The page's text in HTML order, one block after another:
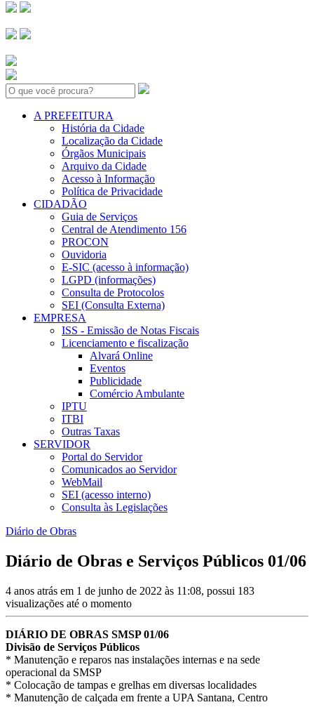
Search:
A PREFEITURA
História da Cidade
Localização da Cidade
Órgãos Municipais
Arquivo da Cidade
Acesso à Informação
Política de Privacidade
CIDADÃO
Guia de Serviços
Central de Atendimento 156
PROCON
Ouvidoria
E-SIC (acesso à informação)
LGPD (informações)
Consulta de Protocolos
SEI (Consulta Externa)
EMPRESA
ISS - Emissão de Notas Fiscais
Licenciamento e fiscalização
Alvará Online
Eventos
Publicidade
Comércio Ambulante
IPTU
ITBI
Outras Taxas
SERVIDOR
Portal do Servidor
Comunicados ao Servidor
WebMail
SEI (acesso interno)
Consulta às Legislações
Diário de Obras
Diário de Obras e Serviços Públicos 01/06
4 anos atrás em 1 de junho de 2022 às 11:08, possui 183
visualizações até o momento
DIÁRIO DE OBRAS SMSP 01/06
Divisão de Serviços Públicos
* Manutenção e reparos nas instalações internas e na sede
operacional da SMSP
* Colocação de tampas e grelhas em diversas localidades
* Manutenção de calçada em frente a UPA Santana, Centro